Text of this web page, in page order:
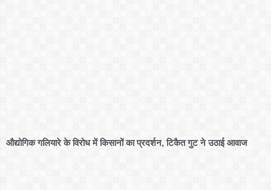
औद्योगिक गलियारे के विरोध में किसानों का प्रदर्शन, टिकैत गुट ने उठाई आवाज